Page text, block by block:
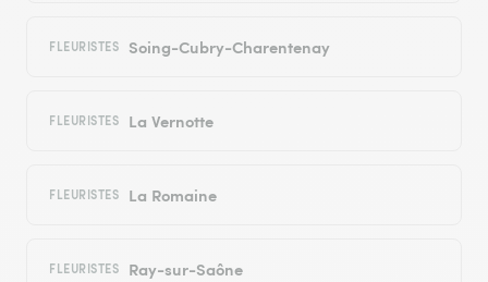
FLEURISTES Soing-Cubry-Charentenay
FLEURISTES La Vernotte
FLEURISTES La Romaine
FLEURISTES Ray-sur-Saône